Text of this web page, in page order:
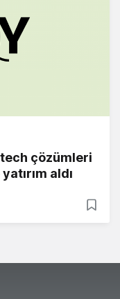
çözümleri
aldı